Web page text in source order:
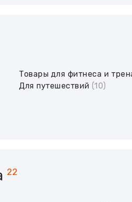
Товары для фитнеса и
Для путешествий (10)
22